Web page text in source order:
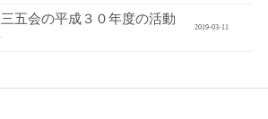
五会の平成３０年度の活動
2019-03-11